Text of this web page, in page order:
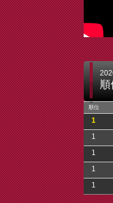
順
順位
1
1
1
1
1